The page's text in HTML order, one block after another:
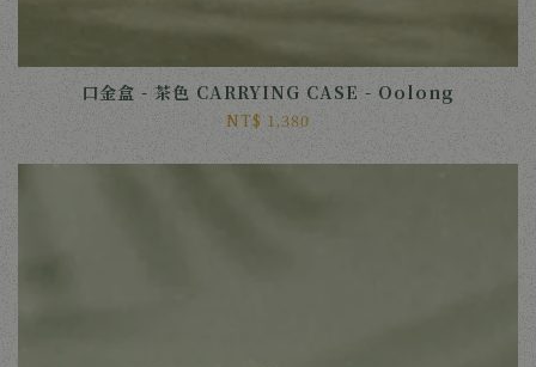
口金盒 - 茶色 CARRYING CASE - Oolong
NT$ 1,380